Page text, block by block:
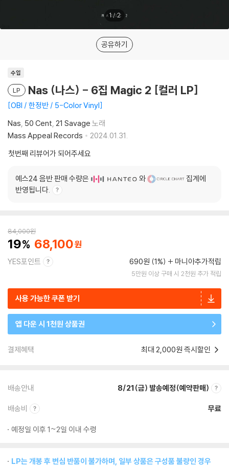
1/2
공유하기
수입
LP Nas (나스) - 6집 Magic 2 [컬러 LP]
OBI / 한정반 / 5-Color Vinyl
Nas 50 Cent 21 Savage 노래
Mass Appeal Records
2024.01.31.
첫번째 리뷰어가 되어주세요
예스24 음반 판매 수량은 와
집계에
반영됩니다.
84,000원
19 68,100
YES포인트 690원 (1%) 마니아추가적립
5만원 이상 구매 시 2천원 추가 적립
사용 가능한 쿠폰 받기
앱 다운 시 1천원 상품권
결제혜택 최대 2,000원 즉시할인
배송안내 8/21(금) 발송예정(예약판매)
배송비 무료
예정일 이후 1~2일 이내 수령
LP는 개봉 후 변심 반품이 불가하며, 일부 상품은 구성품 불량인 경우